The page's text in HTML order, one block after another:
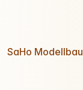
SaHo Modellbau